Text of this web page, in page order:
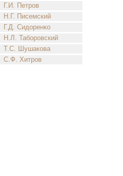
Г.И. Петров
Н.Г. Писемский
Г.Д. Сидоренко
Н.Л. Таборовский
Т.С. Шушакова
С.Ф. Хитров